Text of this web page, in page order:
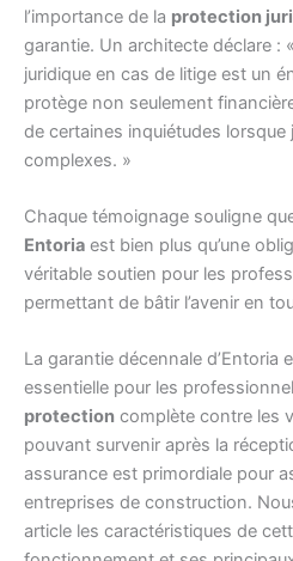
l’importance de la protection
garantie. Un architecte déclare :
juridique en cas de litige est un
protège non seulement
de certaines inquiétudes lorsque
complexes. »
Chaque témoignage souligne
Entoria est bien plus qu’une
véritable soutien pour les
permettant de bâtir l’avenir en
La garantie décennale d’Entoria
essentielle pour les
protection complète contre les
pouvant survenir après la
assurance est primordiale pour
entreprises de construction.
article les caractéristiques de